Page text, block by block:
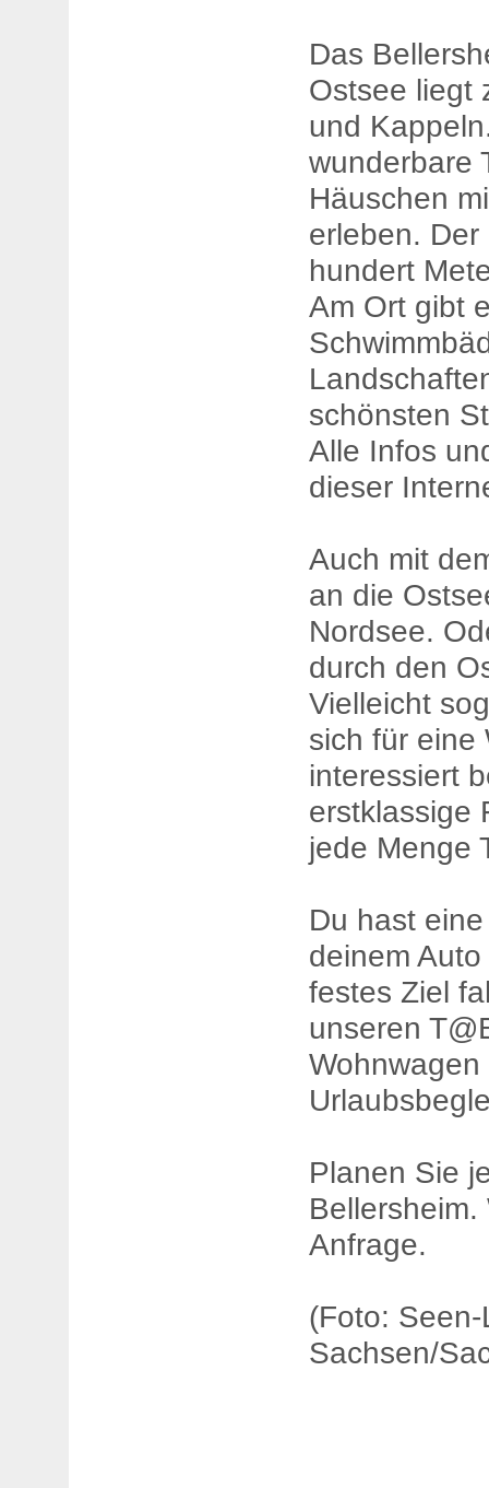
Das
Ostsee liegt
und
wunderbare
Häuschen
erleben.
hundert
Am Ort gibt
schönsten
Alle Infos
dieser
Auch mit
an die
Nordsee.
durch den
Vielleicht
sich für eine
interessiert
erstklassige
jede Menge
Du hast
deinem
festes Ziel
unseren
Planen Sie
Anfrage.
(Foto:
Sachsen/